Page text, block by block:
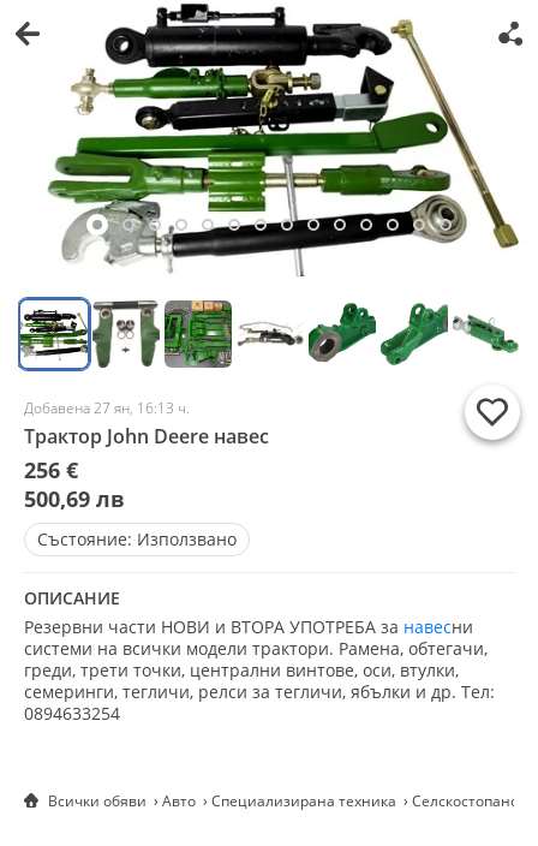
Добавена 27 ян, 16:13 ч.
Трактор John Deere навес
256 €
500,69 лв
Състояние: Използвано
ОПИСАНИЕ
Резервни части НОВИ и ВТОРА УПОТРЕБА за навесни
системи на всички модели трактори. Рамена, обтегачи,
греди, трети точки, централни винтове, оси, втулки,
семеринги, тегличи, релси за тегличи, ябълки и др. Тел:
0894633254
Всички обяви Авто Специализирана техника Селскостопанска